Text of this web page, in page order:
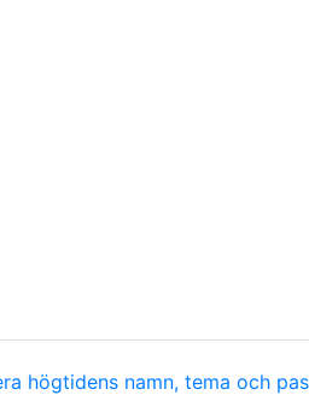
högtidens namn, tema och